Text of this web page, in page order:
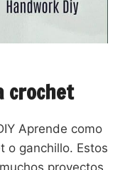
crochet
Aprende como
o ganchillo. Estos
proyectos